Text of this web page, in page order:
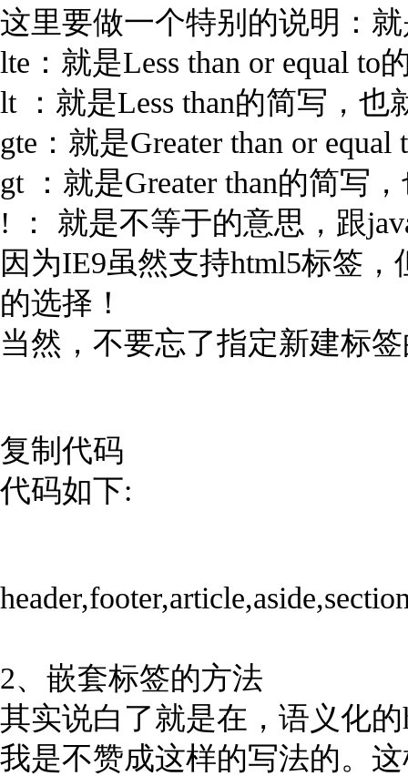
这里要做一个特别的说明：
lte：就是Less than or equal
lt ：就是Less than的简写，也
gte：就是Greater than or
gt ：就是Greater than的简写
! ： 就是不等于的意思，跟
因为IE9虽然支持html5标签
的选择！
当然，不要忘了指定新建标
复制代码
代码如下:
2、嵌套标签的方法
其实说白了就是在，语义化
我是不赞成这样的写法的。